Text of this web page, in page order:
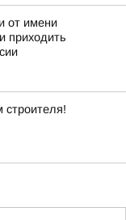
от имени
приходить